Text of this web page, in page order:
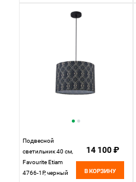
Подвесной
светильник 40 см,
Favourite Etiam
4766-1P, черный
14 100 ₽
В КОРЗИНУ